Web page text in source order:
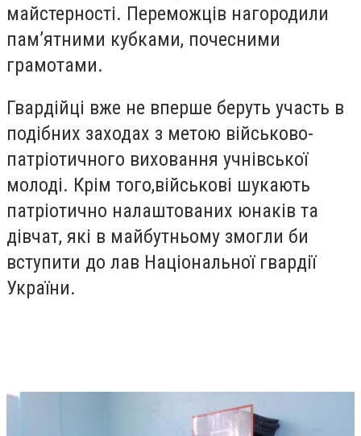
майстерності. Переможців нагородили
пам’ятними кубками, почесними
грамотами.
Гвардійці вже не вперше беруть участь в
подібних заходах з метою військово-
патріотичного виховання учнівської
молоді. Крім того,військові шукають
патріотично налаштованих юнаків та
дівчат, які в майбутньому змогли би
вступити до лав Національної гвардії
України.